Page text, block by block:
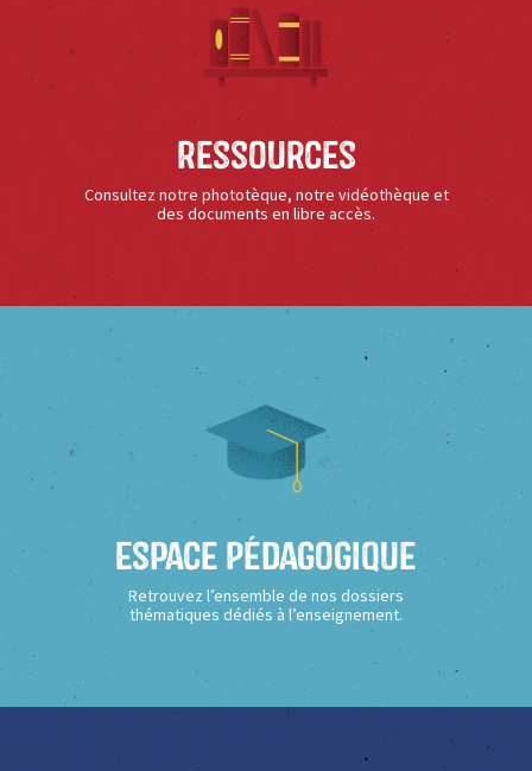
Ressources
Consultez notre phototèque, notre vidéothèque et
des documents en libre accès.
Espace Pédagogique
Retrouvez l’ensemble de nos dossiers
thématiques dédiés à l’enseignement.